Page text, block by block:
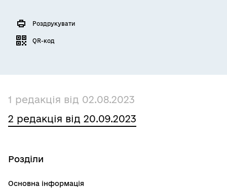
Роздрукувати
QR-код
1 редакція від 02.08.2023
2 редакція від 20.09.2023
Розділи
Основна інформація